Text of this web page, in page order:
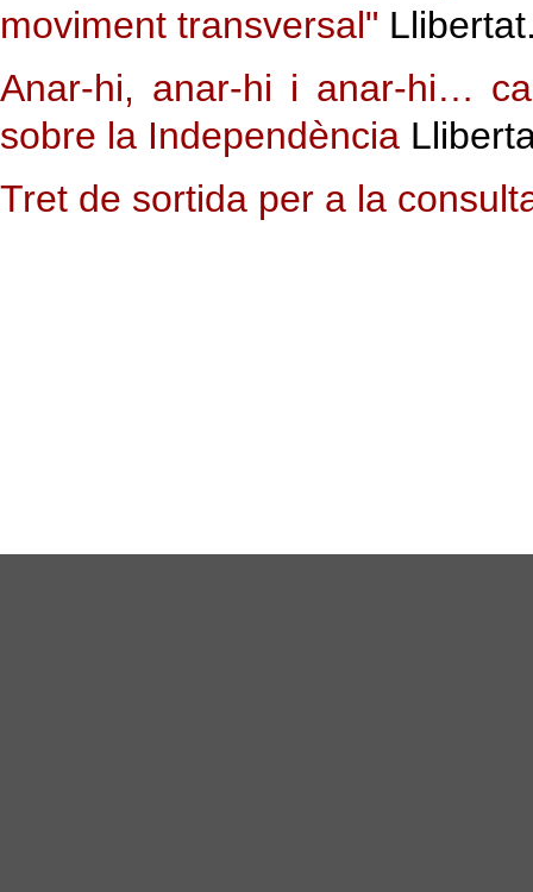
moviment transversal"
Anar-hi, anar-hi i anar-hi…
sobre la Independència
Tret de sortida per a la